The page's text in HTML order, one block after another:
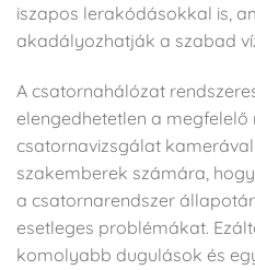
iszapos lerakódásokkal is,
akadályozhatják a szabad
A csatornahálózat
elengedhetetlen a megfelelő
csatornavizsgálat
szakemberek számára,
a csatornarendszer
esetleges problémákat.
komolyabb dugulások és